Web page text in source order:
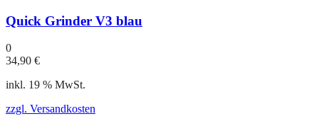
Quick Grinder V3 blau
0
34,90 €
inkl. 19 % MwSt.
zzgl. Versandkosten